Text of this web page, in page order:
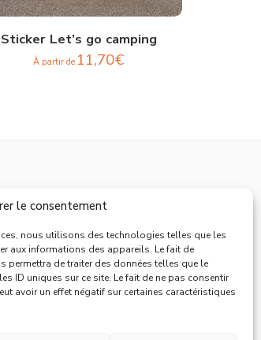
le consentement
nous utilisons des technologies telles que les
aux informations des appareils. Le fait de
permettra de traiter des données telles que le
ID uniques sur ce site. Le fait de ne pas consentir
avoir un effet négatif sur certaines caractéristiques
Sticker Let’s go camping
À partir de 11,70€
Support
Mentions Légales
Politique de Retours
Conditions Générales de Vente